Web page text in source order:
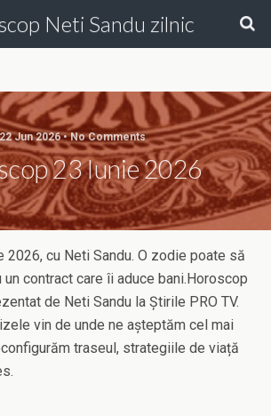
Neti Sandu zilnic
Jun 2026 • No Comments
23 Iunie 2026
2026, cu Neti Sandu. O zodie poate să
un contract care îi aduce bani.Horoscop
de Neti Sandu la Știrile PRO TV.
vin de unde ne așteptăm cel mai
traseul, strategiile de viață